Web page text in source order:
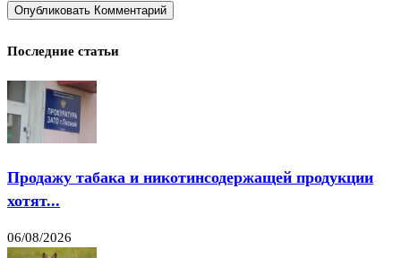
Последние статьи
Продажу табака и никотинсодержащей продукции
хотят...
06/08/2026